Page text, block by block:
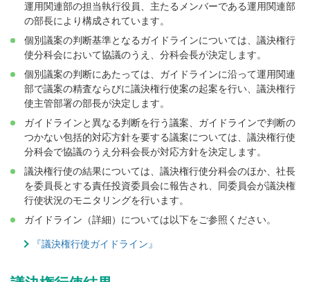
運用関連部の担当執行役員、主たるメンバーである運用関連部
の部長により構成されています。
個別議案の判断基準となるガイドラインについては、議決権行
使分科会において協議のうえ、分科会長が決定します。
個別議案の判断にあたっては、ガイドラインに沿って運用関連
部で議案の精査ならびに議決権行使案の起案を行い、議決権行
使主管部署の部長が決定します。
ガイドラインと異なる判断を行う議案、ガイドラインで判断の
つかない包括的対応方針を要する議案については、議決権行使
分科会で協議のうえ分科会長が対応方針を決定します。
議決権行使の結果については、議決権行使分科会のほか、社長
を委員長とする責任投資委員会に報告され、同委員会が議決権
行使状況のモニタリングを行います。
ガイドライン（詳細）については以下をご参照ください。
『議決権行使ガイドライン』